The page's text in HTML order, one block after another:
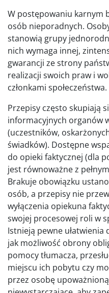
W postępowaniu karnym
osób nieporadnych.
stanowią grupy
nich wymaga innej,
gwarancji ze strony
realizacji swoich praw i
członkami społeczeństwa.
Przepisy często skupiają
informacyjnych organów
(uczestników,
świadków). Dostępne
do opieki faktycznej (dla
jest równoważne z
Brakuje obowiązku
osób, a przepisy nie
wyłączenia opiekuna
swojej procesowej roli w
Istnieją pewne
jak możliwość obrony
pomocy tłumacza,
miejscu ich pobytu czy
przez osobę